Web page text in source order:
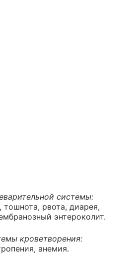
системы:
тошнота, рвота, диарея,
энтероколит.
кроветворения:
анемия.